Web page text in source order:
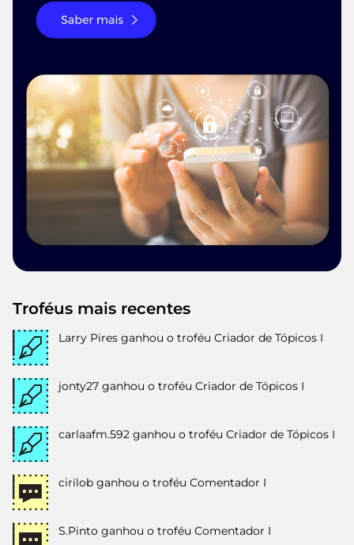
Troféus mais recentes
Larry Pires ganhou o troféu Criador de Tópicos I
jonty27 ganhou o troféu Criador de Tópicos I
carlaafm.592 ganhou o troféu Criador de Tópicos I
cirilob ganhou o troféu Comentador I
S.Pinto ganhou o troféu Comentador I